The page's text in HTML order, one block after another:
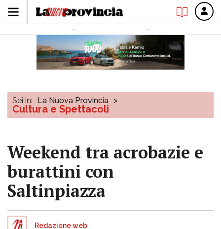
Sei in: La Nuova Provincia >
Cultura e Spettacoli
Weekend tra acrobazie e
burattini con
Saltinpiazza
Redazione web